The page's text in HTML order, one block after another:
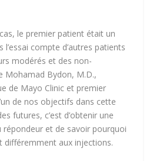
le premier patient était un
compte d’autres patients
modérés et des non-
Mohamad Bydon, M.D.,
de Mayo Clinic et premier
de nos objectifs dans cette
futures, c’est d’obtenir une
répondeur et de savoir pourquoi
différemment aux injections.